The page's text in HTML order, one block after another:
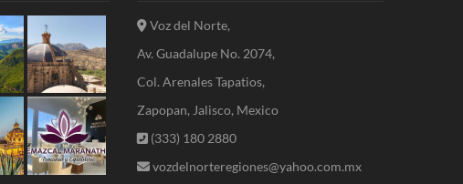
Voz del Norte,
Av. Guadalupe No. 2074,
Col. Arenales Tapatios,
Zapopan, Jalisco, Mexico
(333) 180 2880
vozdelnorteregiones@yahoo.com.mx